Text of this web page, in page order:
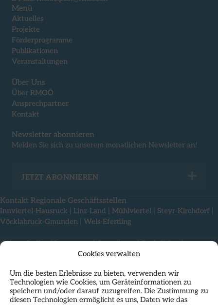
Cookies verwalten
Um die besten Erlebnisse zu bieten, verwenden wir
Technologien wie Cookies, um Geräteinformationen zu
speichern und/oder darauf zuzugreifen. Die Zustimmung zu
diesen Technologien ermöglicht es uns, Daten wie das
Menü
Aktuelles
Projekte
Förderprogramme
Publikationen
Veranstaltungen
Über Uns
Über RMOÖ
Ansprechpartner
Kontakt
Newsletter abonnieren
Melden Sie sich zu unserem monatlichen Newsletter an!
JETZT ABONNIEREN
Kontakt Regionale Geschäftsstellen
Innviertel-Hausruck Linz-Land Mühlviertel Steyr-Kirchdorf
Vöcklabruck-Gmunden
Wels-Eferding
Offene Stellen|Impressum|Compliance|Rechtliches|
Nutzungsbedingungen & Datenschutz